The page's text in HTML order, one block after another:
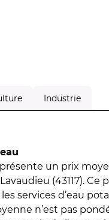
Industrie
un prix
(43117). Ce
services d’eau
n’est pas